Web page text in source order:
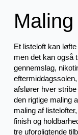
Et listeloft kan
men det kan også
gennemslag,
afslører hver stribe
den rigtige maling
maling af
finish og
tre uforpligtende